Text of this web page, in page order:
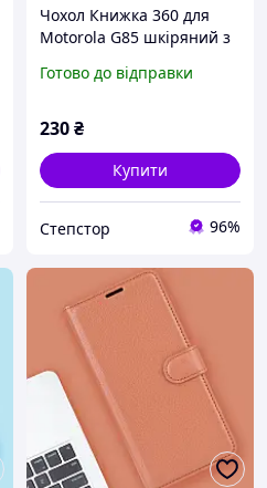
Чохол Книжка 360 для
Motorola G85 шкіряний з
протиударний
Готово до відправки
230₴
Купити
Степстор 96%